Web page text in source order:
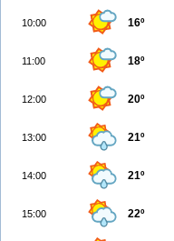
10:00 16º
11:00 18º
12:00 20º
13:00 21º
14:00 21º
15:00 22º